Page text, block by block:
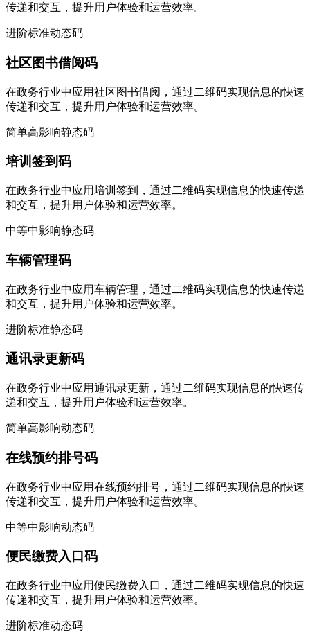
传递和交互，提升用户体验和运营效率。
进阶标准动态码
社区图书借阅码
在政务行业中应用社区图书借阅，通过二维码实现信息的快速
传递和交互，提升用户体验和运营效率。
简单高影响静态码
培训签到码
在政务行业中应用培训签到，通过二维码实现信息的快速传递
和交互，提升用户体验和运营效率。
中等中影响静态码
车辆管理码
在政务行业中应用车辆管理，通过二维码实现信息的快速传递
和交互，提升用户体验和运营效率。
进阶标准静态码
通讯录更新码
在政务行业中应用通讯录更新，通过二维码实现信息的快速传
递和交互，提升用户体验和运营效率。
简单高影响动态码
在线预约排号码
在政务行业中应用在线预约排号，通过二维码实现信息的快速
传递和交互，提升用户体验和运营效率。
中等中影响动态码
便民缴费入口码
在政务行业中应用便民缴费入口，通过二维码实现信息的快速
传递和交互，提升用户体验和运营效率。
进阶标准动态码